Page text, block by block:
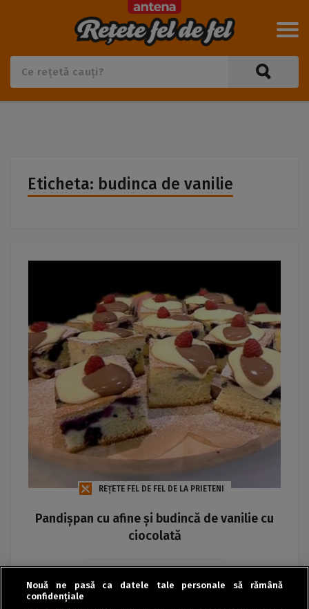
Eticheta: budinca de vanilie
REȚETE FEL DE FEL DE LA PRIETENI
Pandișpan cu afine și budincă de vanilie cu
ciocolată
Nouă ne pasă ca datele tale personale să rămână
confidențiale